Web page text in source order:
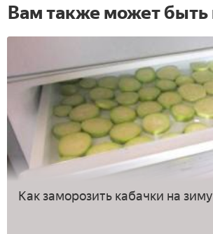
Вам также может быть
Как заморозить кабачки на